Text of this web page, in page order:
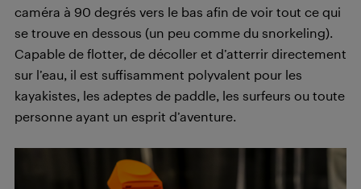
caméra à 90 degrés vers le bas afin de voir tout ce qui
se trouve en dessous (un peu comme du snorkeling).
Capable de flotter, de décoller et d’atterrir directement
sur l’eau, il est suffisamment polyvalent pour les
kayakistes, les adeptes de paddle, les surfeurs ou toute
personne ayant un esprit d’aventure.